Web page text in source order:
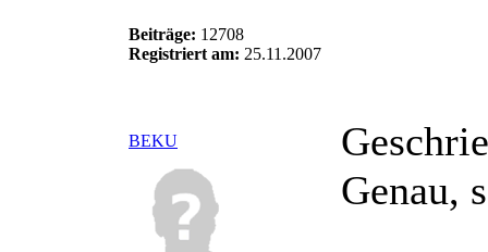
Beiträge: 12708
Registriert am: 25.11.2007
BEKU
Genau,